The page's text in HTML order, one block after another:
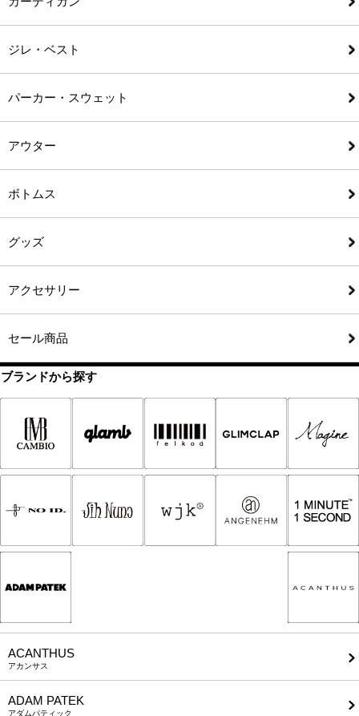
ジレ・ベスト
パーカー・スウェット
アウター
ボトムス
グッズ
アクセサリー
セール商品
ブランドから探す
ACANTHUS
アカンサス
ADAM PATEK
アダムパティック